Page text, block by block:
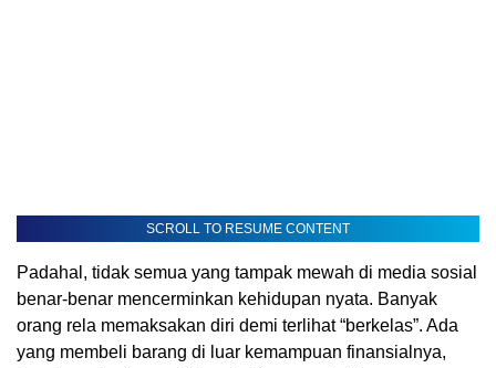
SCROLL TO RESUME CONTENT
Padahal, tidak semua yang tampak mewah di media sosial
benar-benar mencerminkan kehidupan nyata. Banyak
orang rela memaksakan diri demi terlihat “berkelas”. Ada
yang membeli barang di luar kemampuan finansialnya,